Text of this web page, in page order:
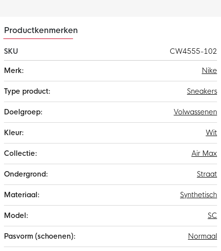
Productkenmerken
SKU
CW4555-102
informatie
Nike
Sneakers
Volwassenen
Wit
Air Max
Straat
Synthetisch
SC
Normaal